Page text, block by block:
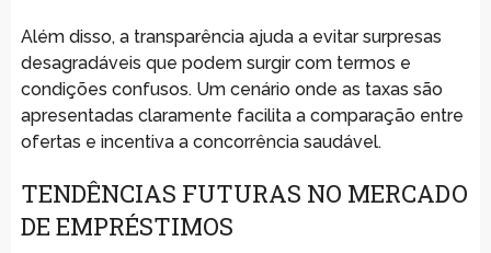
Além disso, a transparência ajuda a evitar surpresas
desagradáveis que podem surgir com termos e
condições confusos. Um cenário onde as taxas são
apresentadas claramente facilita a comparação entre
ofertas e incentiva a concorrência saudável.
TENDÊNCIAS FUTURAS NO MERCADO
DE EMPRÉSTIMOS